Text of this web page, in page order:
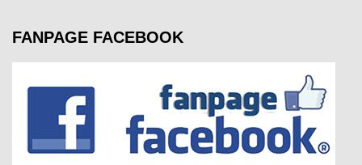
FANPAGE FACEBOOK